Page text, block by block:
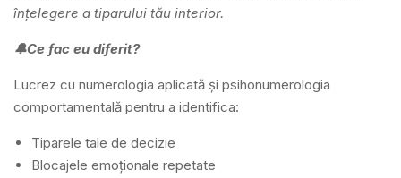
înțelegere a tiparului tău interior.
🔔Ce fac eu diferit?
Lucrez cu numerologia aplicată și psihonumerologia
comportamentală pentru a identifica:
Tiparele tale de decizie
Blocajele emoționale repetate